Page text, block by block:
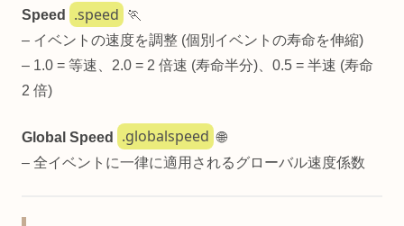
Speed .speed
🏃
– イベントの速度を調整 (個別イベントの寿命を伸縮)
– 1.0 = 等速、2.0 = 2 倍速 (寿命半分)、0.5 = 半速 (寿命
2 倍)
Global Speed .globalspeed 🌐
– 全イベントに一律に適用されるグローバル速度係数